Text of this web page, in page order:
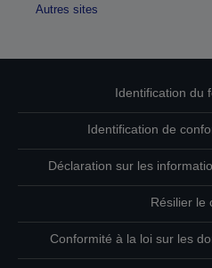
Autres sites
Identification du
Identification de
Déclaration sur les
Résilier le
Conformité à la loi sur les